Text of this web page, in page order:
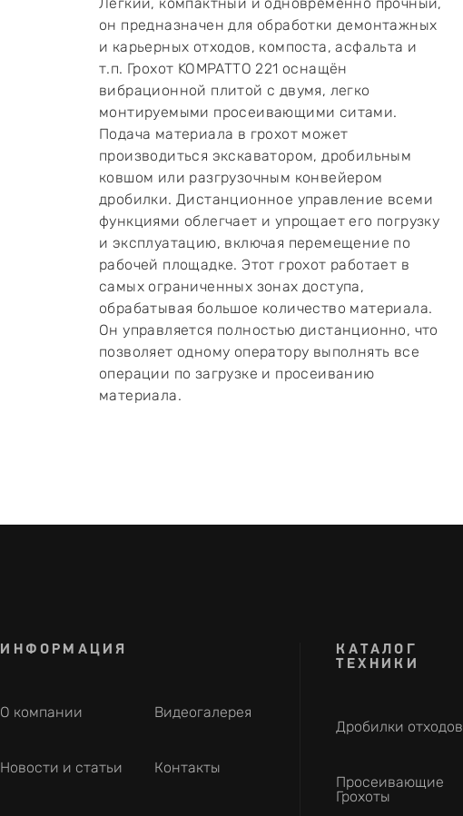
он предназначен для обработки демонтажных
и карьерных отходов, компоста, асфальта и
т.п. Грохот KOMPATTO 221 оснащён
вибрационной плитой с двумя, легко
монтируемыми просеивающими ситами.
Подача материала в грохот может
производиться экскаватором, дробильным
ковшом или разгрузочным конвейером
дробилки. Дистанционное управление всеми
функциями облегчает и упрощает его погрузку
и эксплуатацию, включая перемещение по
рабочей площадке. Этот грохот работает в
самых ограниченных зонах доступа,
обрабатывая большое количество материала.
Он управляется полностью дистанционно, что
позволяет одному оператору выполнять все
операции по загрузке и просеиванию
материала.
ИНФОРМАЦИЯ
О компании
Новости и статьи
Видеогалерея
Контакты
КАТАЛОГ
ТЕХНИКИ
Дробилки отходов
Просеивающие
Грохоты